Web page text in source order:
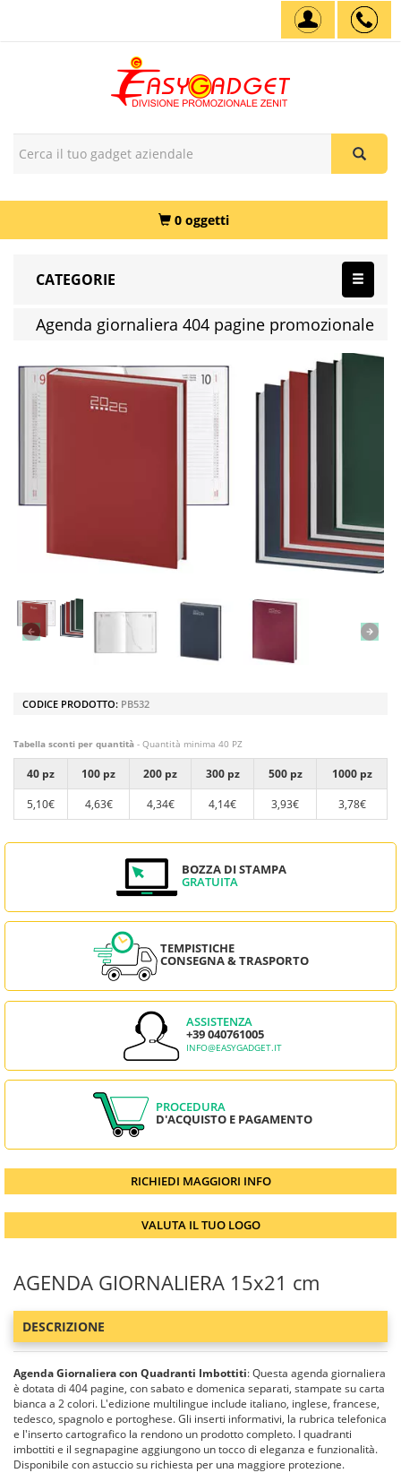
0 oggetti
CATEGORIE
Agenda giornaliera 404 pagine promozionale
CODICE PRODOTTO: PB532
Tabella sconti per quantità - Quantità minima 40 PZ
40 pz 100 pz 200 pz 300 pz 500 pz
1000 pz
5,10€
4,63€ 4,34€ 4,14€ 3,93€ 3,78€
BOZZA DI STAMPA
GRATUITA
TEMPISTICHE
CONSEGNA & TRASPORTO
ASSISTENZA
+39 040761005
INFO@EASYGADGET.IT
PROCEDURA
D'ACQUISTO E PAGAMENTO
RICHIEDI MAGGIORI INFO
VALUTA IL TUO LOGO
AGENDA GIORNALIERA 15x21 cm
DESCRIZIONE
Agenda Giornaliera con Quadranti Imbottiti: Questa agenda giornaliera
è dotata di 404 pagine, con sabato e domenica separati, stampate su carta
bianca a 2 colori. L'edizione multilingue include italiano, inglese, francese,
tedesco, spagnolo e portoghese. Gli inserti informativi, la rubrica telefonica
e l'inserto cartografico la rendono un prodotto completo. I quadranti
imbottiti e il segnapagine aggiungono un tocco di eleganza e funzionalità.
Disponibile con astuccio su richiesta per una maggiore protezione.